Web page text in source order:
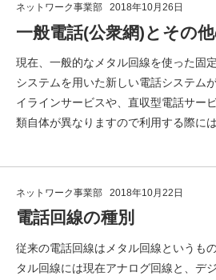
ネットワーク事業部 2018年10月26日
一般電話(公衆網)とその
現在、一般的なメタル回線を使った固
システムを用いた新しい電話システム
イラインサービスや、直収型電話サー
類自体が異なりますので利用する際に
ネットワーク事業部 2018年10月22日
電話回線の種別
従来の電話回線はメタル回線というも
タル回線には現在アナログ回線と、デ